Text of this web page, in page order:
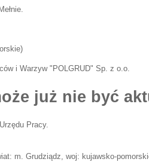
)
i Warzyw "POLGRUD" Sp. z o.o.
już nie być
Pracy.
m. Grudziądz, woj: kujawsko-